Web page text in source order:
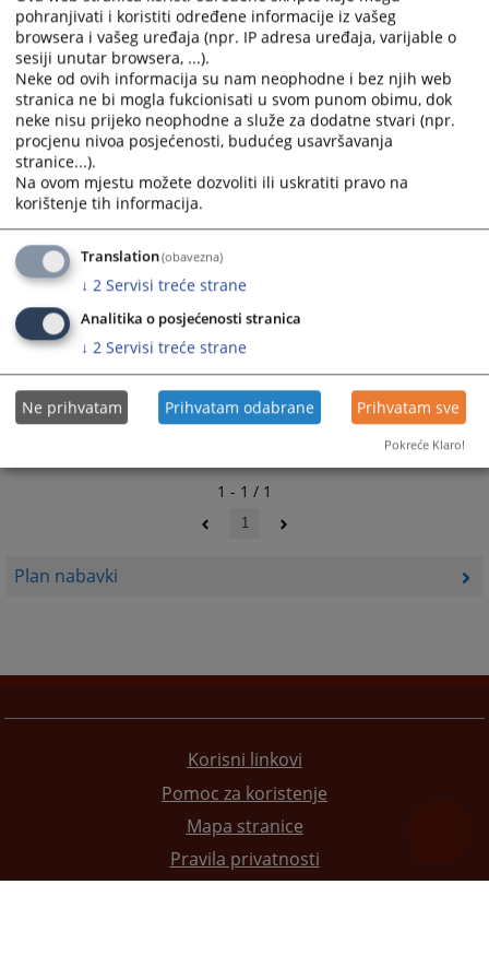
Plan nabavki
calendar
and
select
a
date.
Press
the
question
mark
key
to
get
the
keyboard
shortcuts
for
changing
dates.
calendar
and
select
a
date.
Press
question
mark
key
to
get
keyboard
shortcuts
for
changing
dates.
1 - 1 / 1
1
Korisni linkovi
Pomoc za koristenje
Mapa stranice
Pravila privatnosti
pohranjivati i koristiti određene informacije iz vašeg
browsera i vašeg uređaja (npr. IP adresa uređaja, varijable o
sesiji unutar browsera, ...).
Neke od ovih informacija su nam neophodne i bez njih web
stranica ne bi mogla fukcionisati u svom punom obimu, dok
neke nisu prijeko neophodne a služe za dodatne stvari (npr.
procjenu nivoa posjećenosti, budućeg usavršavanja
stranice...).
Na ovom mjestu možete dozvoliti ili uskratiti pravo na
korištenje tih informacija.
Translation(obavezna)
↓ 2 Servisi treće strane
Analitika o posjećenosti stranica
↓ 2 Servisi treće strane
Ne prihvatam Prihvatam odabrane Prihvatam sve
Pokreće Klaro!